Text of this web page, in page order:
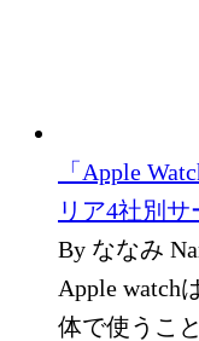
「Apple
リア4社別
By ななみ
Apple watch
体で使うこ